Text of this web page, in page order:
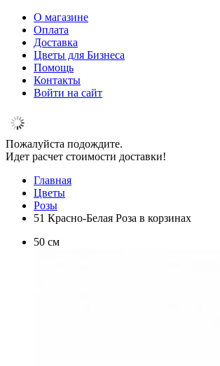
О магазине
Оплата
Доставка
Цветы для Бизнеса
Помощь
Контакты
Войти на сайт
Пожалуйста подождите.
Идет расчет стоимости доставки!
Главная
Цветы
Розы
51 Красно-Белая Роза в корзинах
50 см